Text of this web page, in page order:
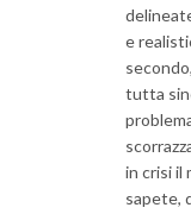
e
tutta
in crisi il
sapete,